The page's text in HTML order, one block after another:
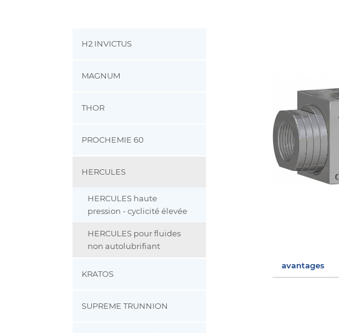
H2 INVICTUS
MAGNUM
THOR
PROCHEMIE 60
HERCULES
HERCULES haute
pression - cyclicité élevée
HERCULES pour fluides
non autolubrifiant
KRATOS
SUPREME TRUNNION
avantages